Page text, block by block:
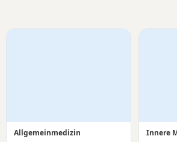
Allgemeinmedizin
Innere